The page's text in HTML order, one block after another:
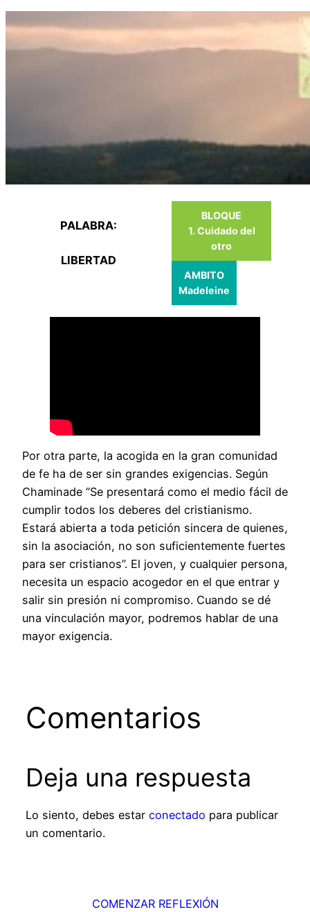
al
PALABRA:
LIBERTAD
BLOQUE
1. Cuidado del
otro
AMBITO
Madeleine
Por otra parte, la acogida en la gran comunidad
de fe ha de ser sin grandes exigencias. Según
Chaminade “Se presentará como el medio fácil de
cumplir todos los deberes del cristianismo.
Estará abierta a toda petición sincera de quienes,
sin la asociación, no son suficientemente fuertes
para ser cristianos”. El joven, y cualquier persona,
necesita un espacio acogedor en el que entrar y
salir sin presión ni compromiso. Cuando se dé
una vinculación mayor, podremos hablar de una
mayor exigencia.
Comentarios
Deja una respuesta
Lo siento, debes estar conectado para publicar
un comentario.
COMENZAR REFLEXIÓN